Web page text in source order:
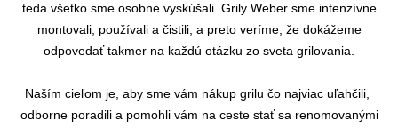
teda všetko sme osobne vyskúšali. Grily Weber sme intenzívne
montovali, používali a čistili, a preto veríme, že dokážeme
odpovedať takmer na každú otázku zo sveta grilovania.
Naším cieľom je, aby sme vám nákup grilu čo najviac uľahčili,
odborne poradili a pomohli vám na ceste stať sa renomovanými